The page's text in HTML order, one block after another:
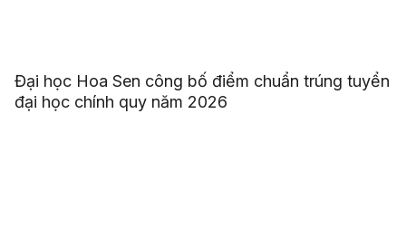
Đại học Hoa Sen công bố điểm chuẩn trúng tuyển
đại học chính quy năm 2026